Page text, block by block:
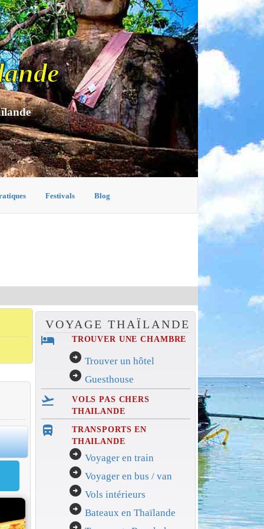
Festivals Blog
VOYAGE THAÏLANDE
hotel TROUVER UNE CHAMBRE
arrow_circle_right Trouver un hôtel
arrow_circle_right Guesthouse
flight_takeoff
VOLS PAS CHERS
THAILANDE
directions_bus_filled
TRANSPORTS EN
THAILANDE
arrow_circle_right Voyager en train
arrow_circle_right Voyager en bus / van
arrow_circle_right Vols intérieurs
arrow_circle_right Bateaux en Thaïlande